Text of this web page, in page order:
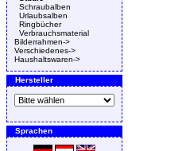
Schraubalben
Urlaubsalben
Ringbücher
Verbrauchsmaterial
Bilderrahmen->
Verschiedenes->
Haushaltswaren->
Hersteller
Sprachen